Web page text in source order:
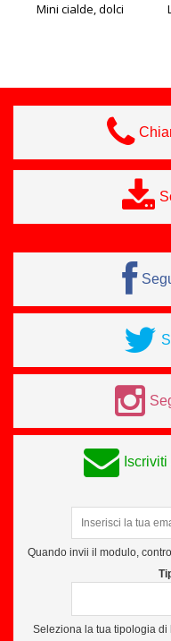
Mini cialde, dolci
Quando invii il modulo,
Seleziona la tua tipologia